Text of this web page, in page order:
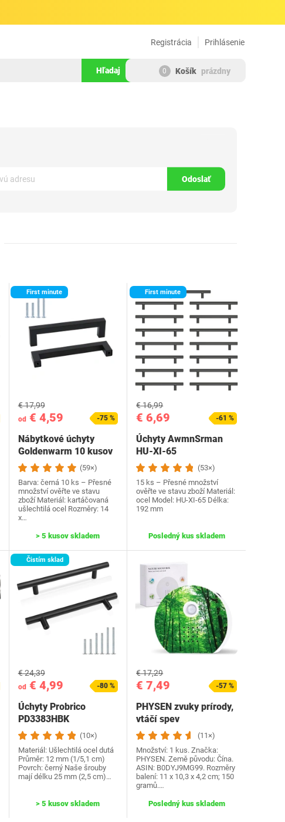
Prihlásenie
Registrácia
Hľadaj 0 Košík prázdny
Odoslať
First minute
od€ 4,59
€ 17,99
-75 %
Nábytkové úchyty
‎Goldenwarm 10 kusov
čierne
(59×)
Barva: černá 10 ks – Přesné
množství ověřte ve stavu
zboží Materiál: kartáčovaná
ušlechtilá ocel Rozměry: 14
x…
> 5 kusov skladem
First minute
€ 6,69
€ 16,99
-61 %
Úchyty AwmnSrman
‎HU-XI-65
(53×)
15 ks – Přesné množství
ověřte ve stavu zboží Materiál:
ocel Model: ‎HU-XI-65 Délka:
192 mm
Posledný kus skladem
Čistím sklad
od€ 4,99
€ 24,39
-80 %
Úchyty Probrico
PD3383HBK
(10×)
Materiál: Ušlechtilá ocel dutá
Průměr: 12 mm (1/5,1 cm)
Povrch: černý Naše šrouby
mají délku 25 mm (2,5 cm)…
> 5 kusov skladem
€ 7,49
€ 17,29
-57 %
PHYSEN zvuky prírody,
vtáčí spev
(11×)
Množství: 1 kus. Značka:
PHYSEN. Země původu: Čína.
ASIN: B0DYJ9MG99. Rozměry
balení: 11 x 10,3 x 4,2 cm; 150
gramů.…
Posledný kus skladem